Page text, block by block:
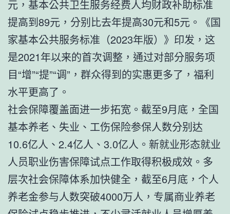
元，基本公共卫生服务经费人均财政补助标准
提高到89元，分别比去年提高30元和5元。《国
家基本公共服务标准（2023年版）》印发，这
是2021年以来的首次调整，通过对部分服务项
目“增”“提”“调”，群众得到的实惠更多了，福利
水平更高了。
社会保障覆盖面进一步拓宽。截至9月底，全国
基本养老、失业、工伤保险参保人数分别达
10.6亿人、2.4亿人、3.0亿人。新就业形态就业
人员职业伤害保障试点工作取得积极成效。多
层次社会保障体系加快健全，截至6月底，个人
养老金参与人数突破4000万人，专属商业养老